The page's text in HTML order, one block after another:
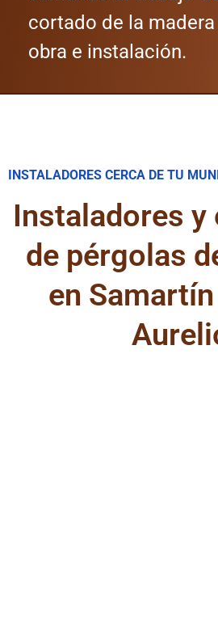
cortado de la
obra e instalación.
INSTALADORES CERCA DE TU
Instaladores y
de pérgolas
en